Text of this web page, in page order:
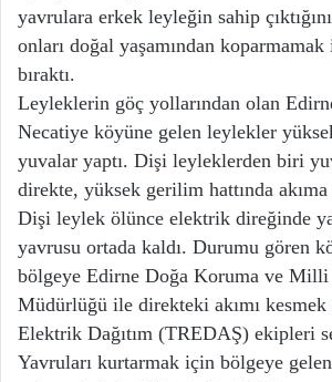
yavrulara erkek leyleğin sahip
onları doğal yaşamından
bıraktı.
Leyleklerin göç yollarından olan
Necatiye köyüne gelen leylekler
yuvalar yaptı. Dişi leyleklerden biri
direkte, yüksek gerilim hattında
Dişi leylek ölünce elektrik direğinde
yavrusu ortada kaldı. Durumu gören
bölgeye Edirne Doğa Koruma ve Milli
Müdürlüğü ile direkteki akımı
Elektrik Dağıtım (TREDAŞ) ekipleri
Yavruları kurtarmak için bölgeye